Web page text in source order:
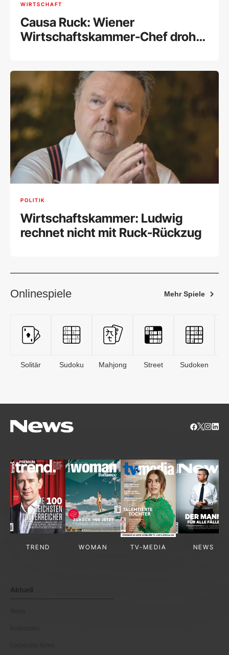
WIRTSCHAFT
Causa Ruck: Wiener
Wirtschaftskammer-Chef droht
POLITIK
Wirtschaftskammer: Ludwig
rechnet nicht mit Ruck-Rückzug
Onlinespiele Mehr Spiele
Solitär Sudoku Mahjong Street Sudoken
TREND WOMAN TV-MEDIA NEWS